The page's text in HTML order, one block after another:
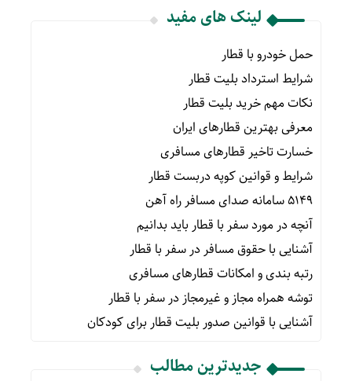
لینک های مفید
حمل خودرو با قطار
شرایط استرداد بلیت قطار
نکات مهم خرید بلیت قطار
معرفی بهترین قطارهای ایران
خسارت تاخیر قطارهای مسافری
شرایط و قوانین کوپه دربست قطار
۵۱۴۹ سامانه صدای مسافر راه آهن
آنچه در مورد سفر با قطار باید بدانیم
آشنایی با حقوق مسافر در سفر با قطار
رتبه بندی و امکانات قطارهای مسافری
توشه همراه مجاز و غیرمجاز در سفر با قطار
آشنایی با قوانین صدور بلیت قطار برای کودکان
جدیدترین مطالب